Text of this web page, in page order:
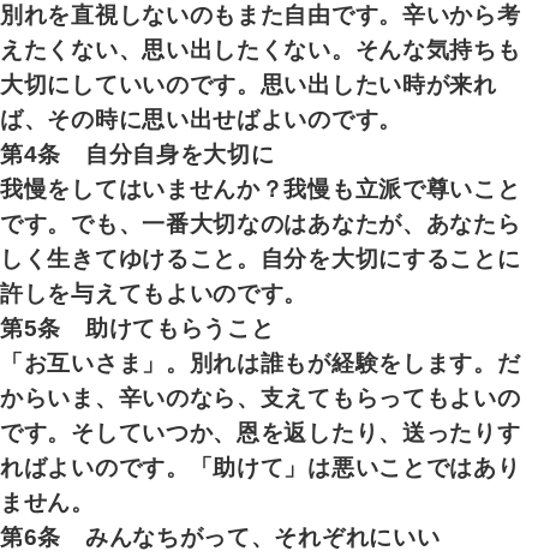
別れを直視しないのもまた自由です。辛いから考
えたくない、思い出したくない。そんな気持ちも
大切にしていいのです。思い出したい時が来れ
ば、その時に思い出せばよいのです。
第4条 自分自身を大切に
我慢をしてはいませんか？我慢も立派で尊いこと
です。でも、一番大切なのはあなたが、あなたら
しく生きてゆけること。自分を大切にすることに
許しを与えてもよいのです。
第5条 助けてもらうこと
「お互いさま」。別れは誰もが経験をします。だ
からいま、辛いのなら、支えてもらってもよいの
です。そしていつか、恩を返したり、送ったりす
ればよいのです。「助けて」は悪いことではあり
ません。
第6条 みんなちがって、それぞれにいい